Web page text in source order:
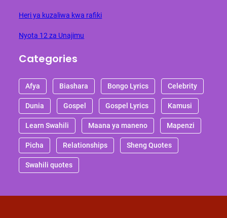
Heri ya kuzaliwa kwa rafiki
Nyota 12 za Unajimu
Categories
Afya Biashara Bongo Lyrics Celebrity
Dunia Gospel Gospel Lyrics Kamusi
Learn Swahili Maana ya maneno Mapenzi
Picha Relationships Sheng Quotes
Swahili quotes